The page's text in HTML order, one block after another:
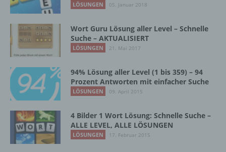
LÖSUNGEN 05. Januar 2018
Wort Guru Lösung aller Level – Schnelle
Suche – AKTUALISIERT
LÖSUNGEN 21. Mai 2017
94% Lösung aller Level (1 bis 359) – 94
Prozent Antworten mit einfacher Suche
LÖSUNGEN 09. April 2015
4 Bilder 1 Wort Lösung: Schnelle Suche –
ALLE LEVEL, ALLE LÖSUNGEN
LÖSUNGEN 17. Februar 2015
Personenbezogene Daten sind alle
Informationen, die sich auf eine identifizierte
Folgenden „betroffene Person") beziehen.
Als identifizierbar wird eine natürliche
Person angesehen, die direkt oder indirekt,
Kennung wie einem Namen, zu einer
Kennnummer, zu Standortdaten, zu einer
Online-Kennung oder zu einem oder
mehreren besonderen Merkmalen, die